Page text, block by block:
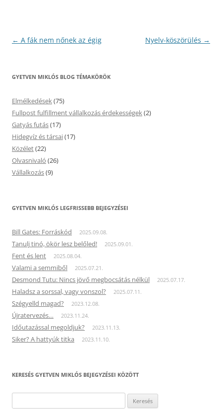
Bejegyzés
← A fák nem nőnek az égig Nyelv-köszörülés →
GYETVEN MIKLÓS BLOG TÉMAKÖRÖK
Elmélkedések(75)
Fullpost fulfillment vállalkozás érdekességek(2)
Gatyás futás(17)
Hidegvíz és társai(17)
Közélet(22)
Olvasnivaló (26)
Vállalkozás(9)
GYETVEN MIKLÓS LEGFRISSEBB BEJEGYZÉSEI
Bill Gates: Forráskód 2025.09.08.
Tanulj tinó, ökör lesz belőled! 2025.09.01.
Fent és lent 2025.08.04.
Valami a semmiből 2025.07.21.
Desmond Tutu: Nincs jövő megbocsátás nélkül 2025.07.17.
Haladsz a sorssal, vagy vonszol? 2025.07.11.
Szégyelld magad? 2023.12.08.
Újratervezés… 2023.11.24.
Időutazással megoldjuk? 2023.11.13.
Siker? A hattyúk titka 2023.11.10.
KERESÉS GYETVEN MIKLÓS BEJEGYZÉSEI KÖZÖTT